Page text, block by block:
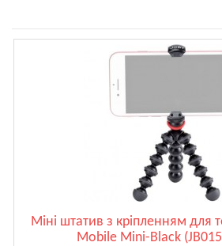
Міні штатив з кріпленням для
Mobile Mini-Black